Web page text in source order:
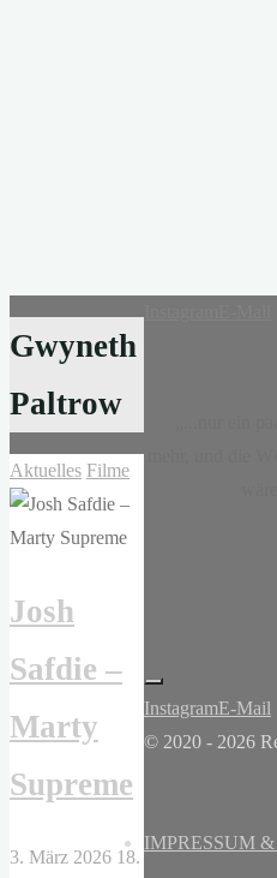
Gwyneth
Paltrow
Aktuelles Filme
Josh
Safdie –
Marty
Supreme
3. März 2026 18.
InstagramE-Mail
© 2020 - 2026
IMPRESSUM